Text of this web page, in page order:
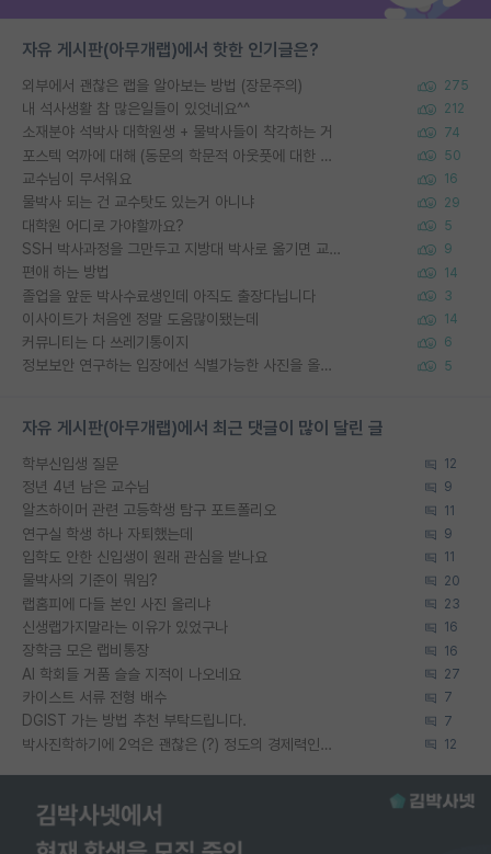
자유 게시판(아무개랩)에서 핫한 인기글은?
외부에서 괜찮은 랩을 알아보는 방법 (장문주의) 275
내 석사생활 참 많은일들이 있엇네요^^ 212
소재분야 석박사 대학원생 + 물박사들이 착각하는 거 74
포스텍 억까에 대해 (동문의 학문적 아웃풋에 대한 반박) 50
교수님이 무서워요 16
물박사 되는 건 교수탓도 있는거 아니냐 29
대학원 어디로 가야할까요? 5
SSH 박사과정을 그만두고 지방대 박사로 옮기면 교수의 꿈은 끝일까요? 9
편애 하는 방법 14
졸업을 앞둔 박사수료생인데 아직도 출장다닙니다 3
이사이트가 처음엔 정말 도움많이됐는데 14
커뮤니티는 다 쓰레기통이지 6
정보보안 연구하는 입장에선 식별가능한 사진을 올리는건 비추이긴함 5
자유 게시판(아무개랩)에서 최근 댓글이 많이 달린 글
학부신입생 질문 12
정년 4년 남은 교수님 9
알츠하이머 관련 고등학생 탐구 포트폴리오 11
연구실 학생 하나 자퇴했는데 9
입학도 안한 신입생이 원래 관심을 받나요 11
물박사의 기준이 뭐임? 20
랩홈피에 다들 본인 사진 올리냐 23
신생랩가지말라는 이유가 있었구나 16
장학금 모은 랩비통장 16
AI 학회들 거품 슬슬 지적이 나오네요 27
카이스트 서류 전형 배수 7
DGIST 가는 방법 추천 부탁드립니다. 7
박사진학하기에 2억은 괜찮은 (?) 정도의 경제력인가요 12